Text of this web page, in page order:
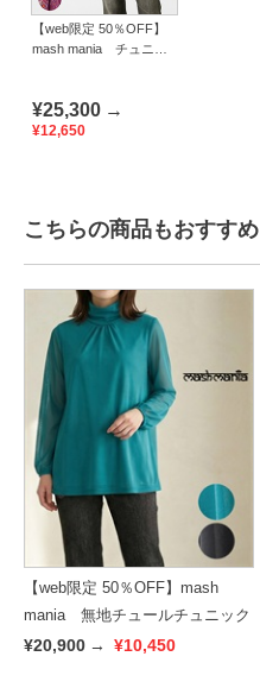
【web限定 50％OFF】
mash mania チュニッ
¥25,300 →
¥12,650
こちらの商品もおすすめ
【web限定 50％OFF】mash
mania 無地チュールチュニック
¥20,900 → ¥10,450